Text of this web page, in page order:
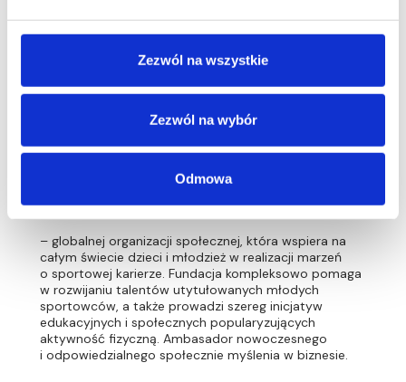
Zezwól na wszystkie
Zezwól na wybór
Odmowa
Twórca Pho3nix Foundation
– globalnej organizacji społecznej, która wspiera na
całym świecie dzieci i młodzież w realizacji marzeń
o sportowej karierze. Fundacja kompleksowo pomaga
w rozwijaniu talentów utytułowanych młodych
sportowców, a także prowadzi szereg inicjatyw
edukacyjnych i społecznych popularyzujących
aktywność fizyczną. Ambasador nowoczesnego
i odpowiedzialnego społecznie myślenia w biznesie.